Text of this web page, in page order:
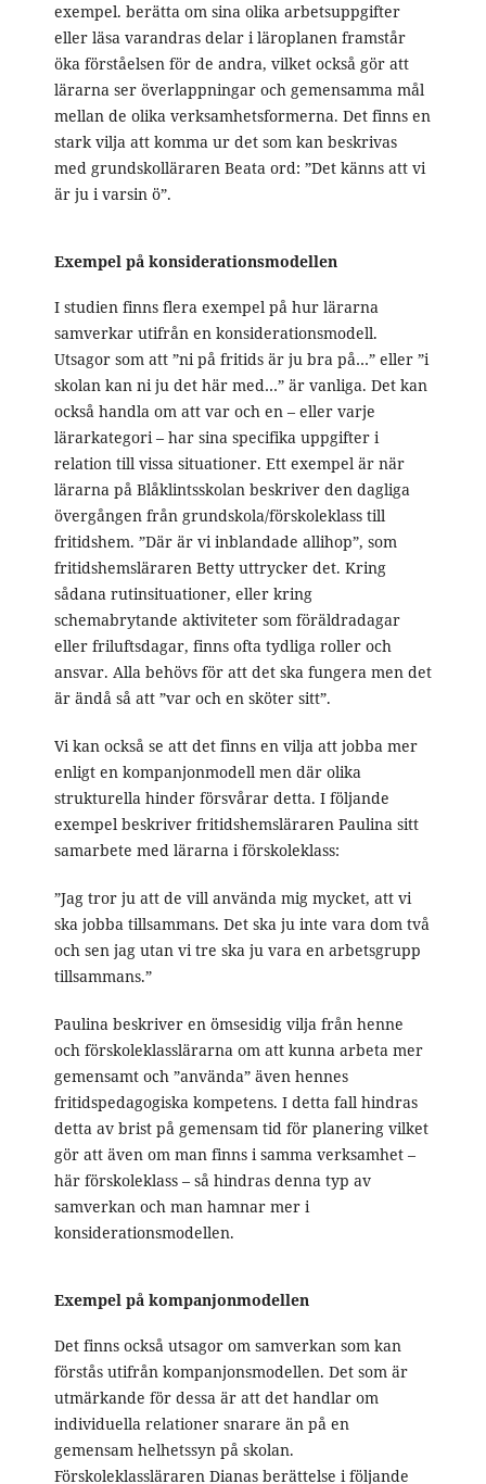
exempel. berätta om sina olika arbetsuppgifter
eller läsa varandras delar i läroplanen framstår
öka förståelsen för de andra, vilket också gör att
lärarna ser överlappningar och gemensamma mål
mellan de olika verksamhetsformerna. Det finns en
stark vilja att komma ur det som kan beskrivas
med grundskolläraren Beata ord: ”Det känns att vi
är ju i varsin ö”.
Exempel på konsiderationsmodellen
I studien finns flera exempel på hur lärarna
samverkar utifrån en konsiderationsmodell.
Utsagor som att ”ni på fritids är ju bra på…” eller ”i
skolan kan ni ju det här med…” är vanliga. Det kan
också handla om att var och en – eller varje
lärarkategori – har sina specifika uppgifter i
relation till vissa situationer. Ett exempel är när
lärarna på Blåklintsskolan beskriver den dagliga
övergången från grundskola/förskoleklass till
fritidshem. ”Där är vi inblandade allihop”, som
fritidshemsläraren Betty uttrycker det. Kring
sådana rutinsituationer, eller kring
schemabrytande aktiviteter som föräldradagar
eller friluftsdagar, finns ofta tydliga roller och
ansvar. Alla behövs för att det ska fungera men det
är ändå så att ”var och en sköter sitt”.
Vi kan också se att det finns en vilja att jobba mer
enligt en kompanjonmodell men där olika
strukturella hinder försvårar detta. I följande
exempel beskriver fritidshemsläraren Paulina sitt
samarbete med lärarna i förskoleklass:
”Jag tror ju att de vill använda mig mycket, att vi
ska jobba tillsammans. Det ska ju inte vara dom två
och sen jag utan vi tre ska ju vara en arbetsgrupp
tillsammans.”
Paulina beskriver en ömsesidig vilja från henne
och förskoleklasslärarna om att kunna arbeta mer
gemensamt och ”använda” även hennes
fritidspedagogiska kompetens. I detta fall hindras
detta av brist på gemensam tid för planering vilket
gör att även om man finns i samma verksamhet –
här förskoleklass – så hindras denna typ av
samverkan och man hamnar mer i
konsiderationsmodellen.
Exempel på kompanjonmodellen
Det finns också utsagor om samverkan som kan
förstås utifrån kompanjonsmodellen. Det som är
utmärkande för dessa är att det handlar om
individuella relationer snarare än på en
gemensam helhetssyn på skolan.
Förskoleklassläraren Dianas berättelse i följande